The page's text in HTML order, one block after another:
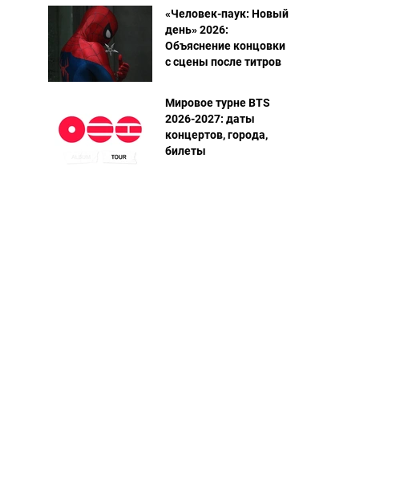
«Человек-паук: Новый
день» 2026:
Объяснение концовки
с сцены после титров
Мировое турне BTS
2026-2027: даты
концертов, города,
билеты